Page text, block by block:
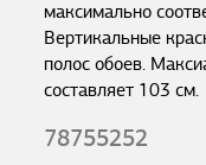
максимально
Вертикальные
полос обоев.
составляет 103 см.
78755252